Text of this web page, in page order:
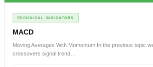
TECHNICAL INDICATORS
MACD
Moving Averages With Momentum In the previous topic
crossovers signal trend…